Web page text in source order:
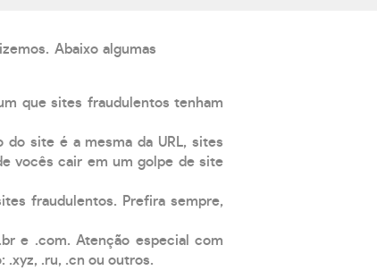
Abaixo algumas
que sites fraudulentos tenham
site é a mesma da URL, sites
vocês cair em um golpe de site
fraudulentos. Prefira sempre,
e .com. Atenção especial com
.xyz, .ru, .cn ou outros.